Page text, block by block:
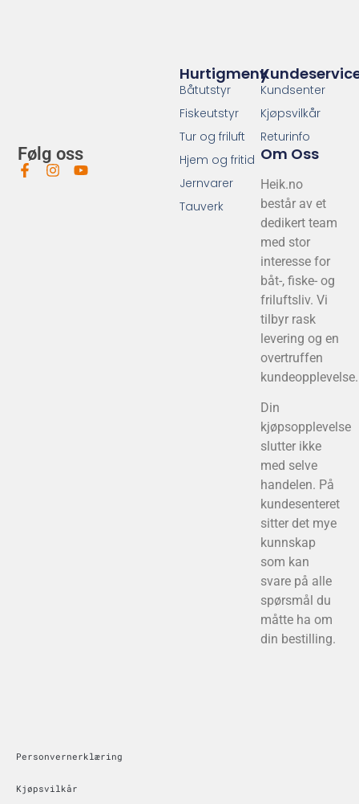
Følg oss
Kundsenter
Kjøpsvilkår
Returinfo
Om Oss
Heik.no
består av et
dedikert team
med stor
interesse for
båt-, fiske- og
friluftsliv. Vi
tilbyr rask
levering og en
overtruffen
kundeopplevelse.
Din
kjøpsopplevelse
slutter ikke
med selve
handelen. På
kundesenteret
sitter det mye
kunnskap
som kan
svare på alle
spørsmål du
måtte ha om
din bestilling.
Hurtigmeny
Båtutstyr
Fiskeutstyr
Tur og friluft
Hjem og fritid
Jernvarer
Tauverk
Personvernerklæring
Kjøpsvilkår